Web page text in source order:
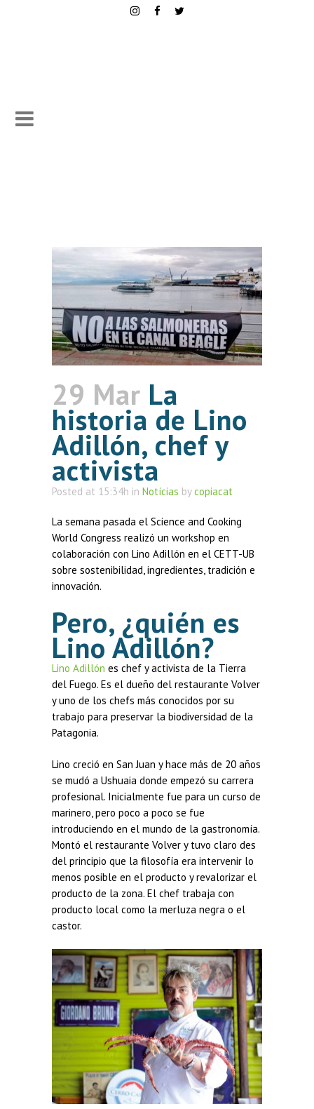
29 Mar La
historia de Lino
Adillón, chef y
activista
Posted at 15:34h in Notícias bycopiacat
La semana pasada el Science and Cooking
World Congress realizó un workshop en
colaboración con Lino Adillón en el CETT-UB
sobre sostenibilidad, ingredientes, tradición e
innovación.
Pero, ¿quién es
Lino Adillón?
Lino Adillón es chef y activista de la Tierra
del Fuego. Es el dueño del restaurante Volver
y uno de los chefs más conocidos por su
trabajo para preservar la biodiversidad de la
Patagonia.
Lino creció en San Juan y hace más de 20 años
se mudó a Ushuaia donde empezó su carrera
profesional. Inicialmente fue para un curso de
marinero, pero poco a poco se fue
introduciendo en el mundo de la gastronomía.
Montó el restaurante Volver y tuvo claro des
del principio que la filosofía era intervenir lo
menos posible en el producto y revalorizar el
producto de la zona. El chef trabaja con
producto local como la merluza negra o el
castor.